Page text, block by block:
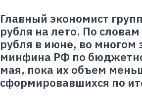
Главный экономист
рубля на лето. По
рубля в июне, во многом
минфина РФ по
мая, пока их объем
сформировавшихся по